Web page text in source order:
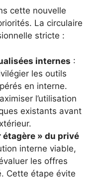
cette nouvelle
La circulaire
stricte :
internes :
les outils
en interne.
l’utilisation
existants avant
étagère » du privé
interne viable,
les offres
Cette étape évite